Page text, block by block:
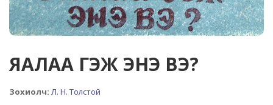
ЯАЛАА ГЭЖ ЭНЭ ВЭ?
Зохиолч: Л. Н. Толстой